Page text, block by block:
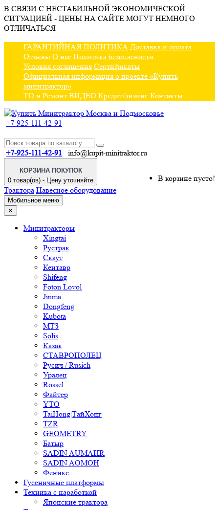
В СВЯЗИ С НЕСТАБИЛЬНОЙ ЭКОНОМИЧЕСКОЙ
СИТУАЦИЕЙ - ЦЕНЫ НА САЙТЕ МОГУТ НЕМНОГО
ОТЛИЧАТЬСЯ
ГАРАНТИЙНАЯ ПОЛИТИКА Доставка и оплата
Отзывы О нас Политика безопасности
Условия соглашения Сертификаты
Официальная информация о проекте «Купить
минитрактор»
ТО и Ремонт ВИДЕО Кредит/лизинг Контакты
+7-925-111-42-91
+7-925-111-42-91 info@kupit-minitraktor.ru
КОРЗИНА ПОКУПОК
0 товар(ов) - Цену уточняйте
В корзине пусто!
Трактора Навесное оборудование
Мобильное меню
✕
Минитракторы
Xingtai
Рустрак
Скаут
Кентавр
Shifeng
Foton Lovol
Jinma
Dongfeng
Kubota
МТЗ
Solis
Казак
СТАВРОПОЛЕЦ
Русич / Rusich
Уралец
Rossel
Файтер
YTO
TaiHong|ТайХонг
TZR
GEOMETRY
Батыр
SADIN AUMAHR
SADIN AOMOH
Феникс
Гусеничные платформы
Техника с наработкой
Японские трактора